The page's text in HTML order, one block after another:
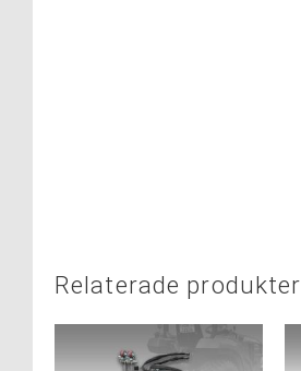
Relaterade produkter